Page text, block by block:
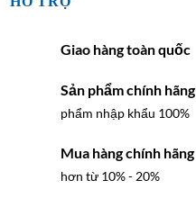
Giao hàng toàn quốc
Sản phẩm chính hãng
phẩm nhập khẩu 100%
Mua hàng chính hãng
hơn từ 10% - 20%